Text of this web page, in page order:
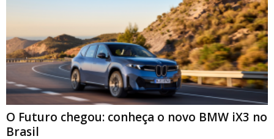
O Futuro chegou: conheça o novo BMW iX3 no
Brasil